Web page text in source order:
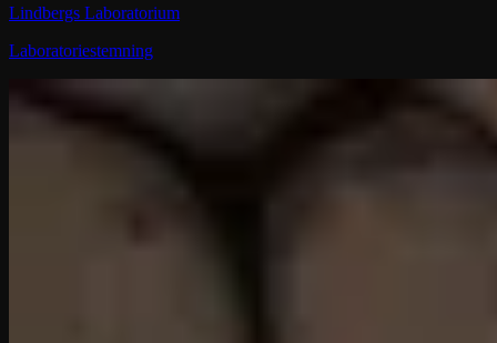
Lindbergs Laboratorium
Laboratoriestemning